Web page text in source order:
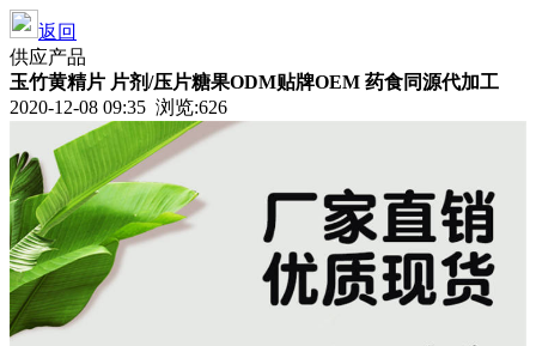
返回
供应产品
玉竹黄精片 片剂/压片糖果ODM贴牌OEM 药食同源代加工
2020-12-08 09:35 浏览:626